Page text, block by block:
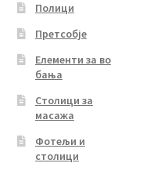
Полици
Претсобје
Елементи за во
бања
Столици за
масажа
Фотељи и
столици